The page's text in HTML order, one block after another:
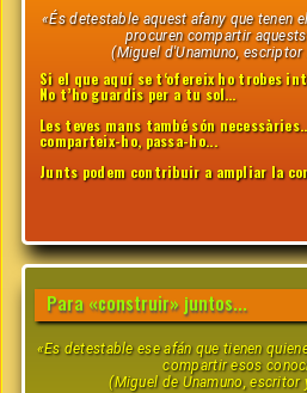
«És detestable aquest afany que tenen
procuren compartir
(Miguel d'Unamuno,
Si el que aquí se t‘ofereix ho trobes
No t’ho guardis per a tu sol…
Les teves mans també són
comparteix-ho, passa-ho...
Junts podem contribuir a ampliar la
Para «construir» juntos...
«Es detestable ese afán que tienen
compartir esos
(Miguel de Unamuno,